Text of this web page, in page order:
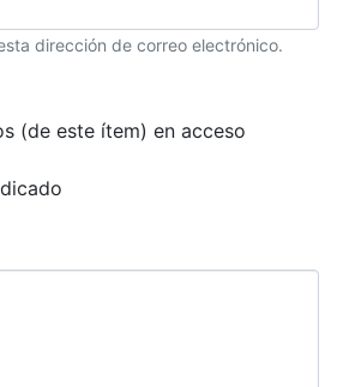
dirección de correo electrónico.
(de este ítem) en acceso